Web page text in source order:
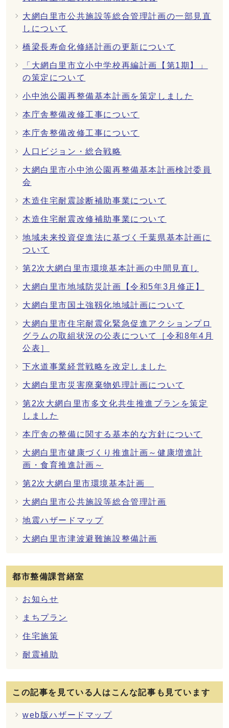
大網白里市公共施設等総合管理計画の一部見直
しについて
橋梁長寿命化修繕計画の更新について
「大網白里市立小中学校再編計画【第1期】」
の策定について
小中池公園再整備基本計画を策定しました
本庁舎整備改修工事について
本庁舎整備改修工事について
人口ビジョン・総合戦略
大網白里市小中池公園再整備基本計画検討委員
会
木造住宅耐震診断補助事業について
木造住宅耐震改修補助事業について
地域未来投資促進法に基づく千葉県基本計画に
ついて
第2次大網白里市環境基本計画の中間見直し
大網白里市地域防災計画【令和5年3月修正】
大網白里市国土強靱化地域計画について
大網白里市住宅耐震化緊急促進アクションプロ
グラムの取組状況の公表について［令和8年4月
公表］
下水道事業経営戦略を改定しました
大網白里市災害廃棄物処理計画について
第2次大網白里市多文化共生推進プランを策定
しました
本庁舎の整備に関する基本的な方針について
大網白里市健康づくり推進計画～健康増進計
画・食育推進計画～
第2次大網白里市環境基本計画
大網白里市公共施設等総合管理計画
地震ハザードマップ
大網白里市津波避難施設整備計画
都市整備課営繕室
お知らせ
まちプラン
住宅施策
耐震補助
この記事を見ている人はこんな記事も見ています
web版ハザードマップ